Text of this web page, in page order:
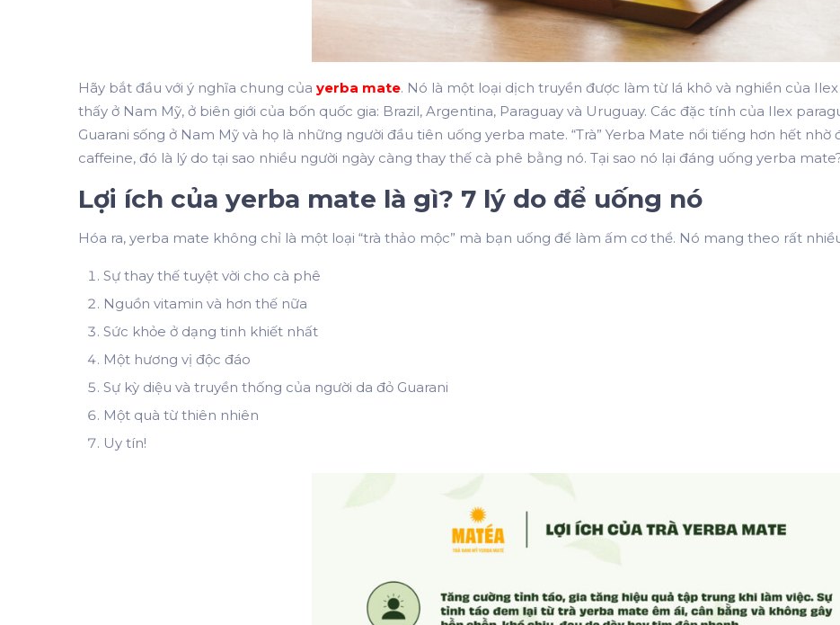
Hãy bắt đầu với ý nghĩa chung của yerba mate. Nó là một loại dịch truyền được làm từ lá khô và nghiền của
thấy ở Nam Mỹ, ở biên giới của bốn quốc gia: Brazil, Argentina, Paraguay và Uruguay. Các đặc tính của Ilex
Guarani sống ở Nam Mỹ và họ là những người đầu tiên uống yerba mate. “Trà” Yerba Mate nổi tiếng hơn hết
caffeine, đó là lý do tại sao nhiều người ngày càng thay thế cà phê bằng nó. Tại sao nó lại đáng uống yerba
Lợi ích của yerba mate là gì? 7 lý do để uống nó
Hóa ra, yerba mate không chỉ là một loại “trà thảo mộc” mà bạn uống để làm ấm cơ thể. Nó mang theo rất
Sự thay thế tuyệt vời cho cà phê
Nguồn vitamin và hơn thế nữa
Sức khỏe ở dạng tinh khiết nhất
Một hương vị độc đáo
Sự kỳ diệu và truyền thống của người da đỏ Guarani
Một quà từ thiên nhiên
Uy tín!